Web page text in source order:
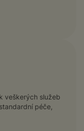
veškerých služeb
péče,